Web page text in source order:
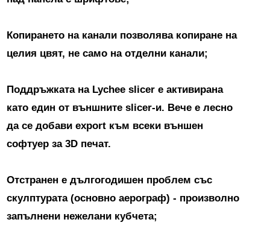
Копирането на канали позволява копиране на
целия цвят, не само на отделни канали;
Поддръжката на Lychee slicer е активирана
като един от външните slicer-и. Вече е лесно
да се добави export към всеки външен
софтуер за 3D печат.
Отстранен е дългогодишен проблем със
скулптурата (основно аерограф) - произволно
запълнени нежелани кубчета;